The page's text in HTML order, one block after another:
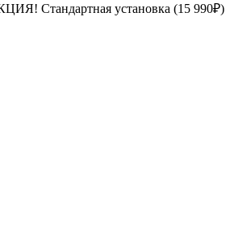
Стандартная установка (15 990₽)